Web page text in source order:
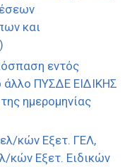
και
εντός
ΠΥΣΔΕ ΕΙΔΙΚΗΣ
ημερομηνίας
κών Εξετ. ΓΕΛ,
κών Εξετ. Ειδικών